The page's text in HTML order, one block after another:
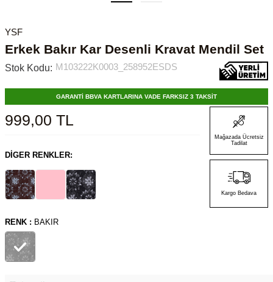
YSF
Erkek Bakır Kar Desenli Kravat Mendil Set
Stok Kodu: M103222K0003_258952ESDS
GARANTİ BBVA KARTLARINA VADE FARKSIZ 3 TAKSİT
999,00 TL
DIGER RENKLER:
Mağazada Ücretsiz
Tadilat
Kargo Bedava
RENK : BAKIR